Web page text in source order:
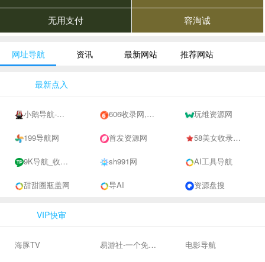
网址导航 资讯 最新网站 推荐网站
最新点入
小鹅导航-网站收录-自动收录网-网址收录-自动秒收录 606收录网,免费自动秒收录网址,提供自动收录,网站导航大全源码,自动链,友情链接交换。 玩维资源网
199导航网 首发资源网 58美女收录网-自动收录网站-流量交换-自动链
9K导航_收录网-网址收录-网址导航-收录网站-自助广告系统 sh991网 AI工具导航
甜甜圈瓶盖网 导AI 资源盘搜
VIP快审
海豚TV 易游社-一个免费二次元游戏分享社区 电影导航